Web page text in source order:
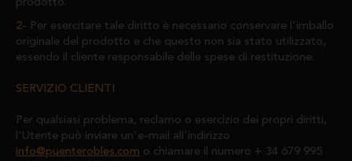
prodotto.
Per esercitare tale diritto è necessario conservare l'imballo
originale del prodotto e che questo non sia stato utilizzato,
essendo il cliente responsabile delle spese di restituzione.
SERVIZIO CLIENTI
Per qualsiasi problema, reclamo o esercizio dei propri diritti,
l'Utente può inviare un'e-mail all'indirizzo
info@puenterobles.com o chiamare il numero + 34 679 995